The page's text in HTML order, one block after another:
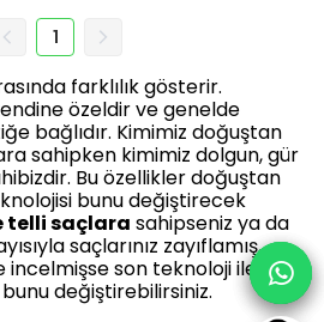
1
farklılık gösterir.
özeldir ve genelde
bağlıdır. Kimimiz doğuştan
sahipken kimimiz dolgun, gür
Bu özellikler doğuştan
bunu değiştirecek
telli saçlara sahipseniz ya da
saçlarınız zayıflamış,
son teknoloji ile
değiştirebilirsiniz.